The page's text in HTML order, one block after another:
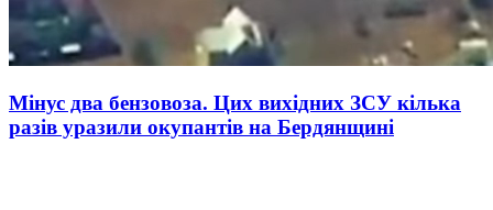
Мінус два бензовоза. Цих вихідних ЗСУ кілька
разів уразили окупантів на Бердянщині